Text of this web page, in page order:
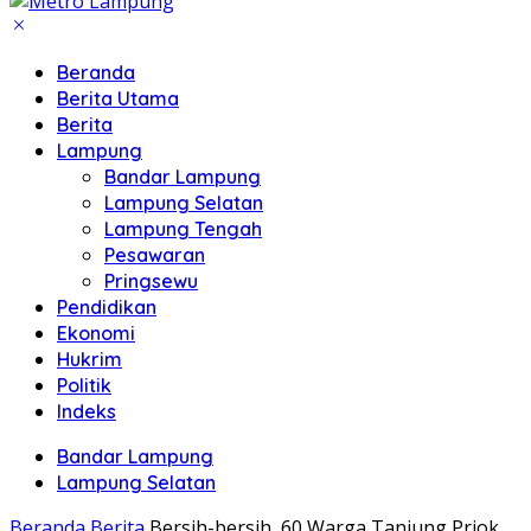
Beranda
Berita Utama
Berita
Lampung
Bandar Lampung
Lampung Selatan
Lampung Tengah
Pesawaran
Pringsewu
Pendidikan
Ekonomi
Hukrim
Politik
Indeks
Bandar Lampung
Lampung Selatan